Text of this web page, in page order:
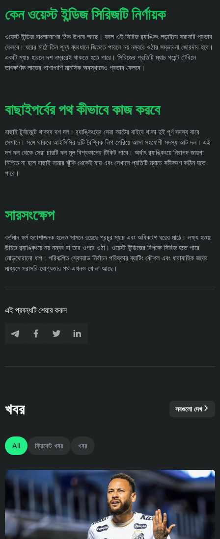
কেন ওয়েস্ট ইন্ডিজ সিরিজটি নির্ণায়ক
ওয়েস্ট ইন্ডিজ বাংলাদেশের ঠিক উপরে আছে। ফলে এই সিরিজ র‌্যাঙ্কিং লড়াইয়ে সরাসরি প্রভাব
ফেলবে। ঘরের মাঠে তিন শূন্য ব্যবধানে জিততে পারলে নয় নম্বরে ওঠার সম্ভাবনা জোরদার হবে।
একটি ম্যাচ হারলে দশ নম্বরেই থাকতে হতে পারে। সিরিজের প্রতিটি ম্যাচ পয়েন্ট টেবিলে
তাৎক্ষণিক লাভের পাশাপাশি মানসিক অবস্থানেও প্রভাব ফেলবে।
বাছাইপর্বের পথ কীভাবে কাজ করবে
বাছাই টুর্নামেন্টে থাকবে দশ দল। র‌্যাঙ্কিংয়ের সেরা আটের বাইরে থাকা দুই পূর্ণ সদস্য যাবে
সেখানে। সঙ্গে থাকবে আইসিসির দুটি বৈশ্বিক লিগ পেরিয়ে আসা সহযোগী সদস্য আট দল। এই
দশ দল থেকে সেরা চারটি দল মূল বিশ্বকাপের টিকিট পাবে। অর্থাৎ র‌্যাঙ্কিংয়ে নিরাপদ জায়গা
নিশ্চিত না হলে বাছাই নামার ঝুঁকি থেকেই যায় এবং সেখানে প্রতিটি ম্যাচে সমীকরণ কঠিন হতে
পারে।
সারসংক্ষেপ
বর্তমান ফর্ম হতাশাজনক হলেও সামনে রয়েছে প্রচুর ম্যাচ এবং অধিকাংশ ঘরের মাঠে। লক্ষ্য হওয়া
উচিত র‌্যাঙ্কিংয়ে নয় নম্বর বা তার ওপরে ওঠা। ওয়েস্ট ইন্ডিজের বিপক্ষে সিরিজ হতে পারে
মোড়ঘোরানো ধাপ। পরিকল্পিত স্কোয়াড নির্বাচন পরিষ্কার ব্যাটিং কৌশল এবং ধারাবাহিক জয়ের
মাধ্যমে সরাসরি যোগ্যতার পথ এখনও খোলা আছে।
এই প্রবন্ধটি শেয়ার করুন
খবর সবগুলো দেখ
All ক্রিকেট খবর খবর